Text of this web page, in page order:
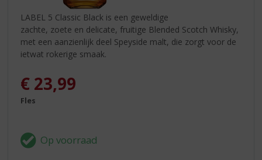
LABEL 5 Classic Black is een geweldige
zachte, zoete en delicate, fruitige Blended Scotch Whisky,
met een aanzienlijk deel Speyside malt, die zorgt voor de
ietwat rokerige smaak.
€ 23,99
Fles